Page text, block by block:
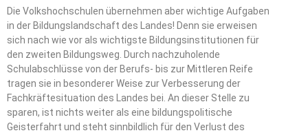
Die Volkshochschulen übernehmen aber wichtige Aufgaben
in der Bildungslandschaft des Landes! Denn sie erweisen
sich nach wie vor als wichtigste Bildungsinstitutionen für
den zweiten Bildungsweg. Durch nachzuholende
Schulabschlüsse von der Berufs- bis zur Mittleren Reife
tragen sie in besonderer Weise zur Verbesserung der
Fachkräftesituation des Landes bei. An dieser Stelle zu
sparen, ist nichts weiter als eine bildungspolitische
Geisterfahrt und steht sinnbildlich für den Verlust des